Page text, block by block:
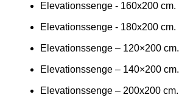
Elevationssenge - 160x200 cm.
Elevationssenge - 180x200 cm.
Elevationssenge – 120×200 cm.
Elevationssenge – 140×200 cm.
Elevationssenge – 200x200 cm.